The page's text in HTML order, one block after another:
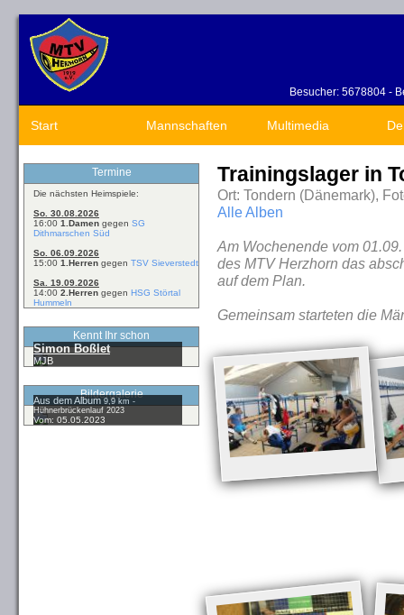
Besucher: 5678804 -
Start Mannschaften Multimedia
Termine
Die nächsten Heimspiele:
So. 30.08.2026
16:00 1.Damen gegen SG
Dithmarschen Süd
So. 06.09.2026
15:00 1.Herren gegen TSV Sieverstedt
Sa. 19.09.2026
14:00 2.Herren gegen HSG Störtal
Hummeln
Kennt Ihr schon
Simon Boßlet
MJB
Bildergalerie
Aus dem Album9,9 km -
Hühnerbrückenlauf 2023
Vom: 05.05.2023
Trainingslager in
Ort: Tondern (Dänemark),
Alle Alben
Am Wochenende vom
des MTV Herzhorn das
auf dem Plan.
Gemeinsam starteten die